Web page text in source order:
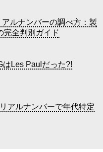
ルナンバーの調べ方：製
完全判別ガイド
はLes Paulだった?!
アルナンバーで年代特定